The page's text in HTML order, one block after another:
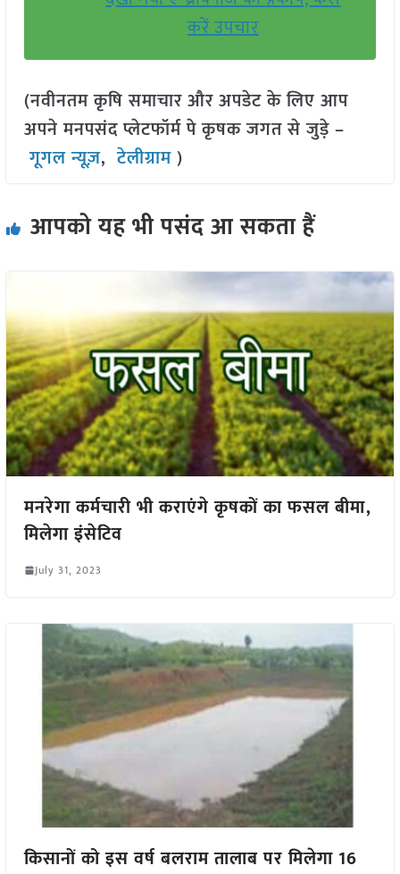
करें उपचार
(नवीनतम कृषि समाचार और अपडेट के लिए आप
अपने मनपसंद प्लेटफॉर्म पे कृषक जगत से जुड़े –
गूगल न्यूज़,टेलीग्राम )
आपको यह भी पसंद आ सकता हैं
मनरेगा कर्मचारी भी कराएंगे कृषकों का फसल बीमा,
मिलेगा इंसेटिव
July 31, 2023
किसानों को इस वर्ष बलराम तालाब पर मिलेगा 16